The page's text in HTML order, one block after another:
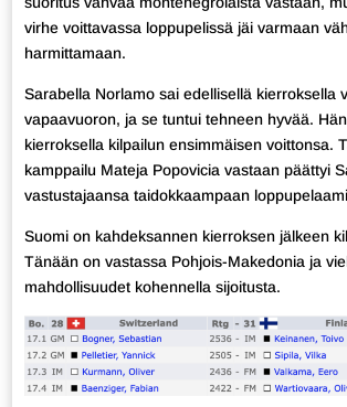
virhe voittavassa loppupelissä jäi varmaan
harmittamaan.
Sarabella Norlamo sai edellisellä kierroksella
vapaavuoron, ja se tuntui tehneen hyvää.
kierroksella kilpailun ensimmäisen voittonsa.
kamppailu Mateja Popovicia vastaan päättyi
vastustajaansa taidokkaampaan
Suomi on kahdeksannen kierroksen jälkeen
Tänään on vastassa Pohjois-Makedonia ja
mahdollisuudet kohennella sijoitusta.